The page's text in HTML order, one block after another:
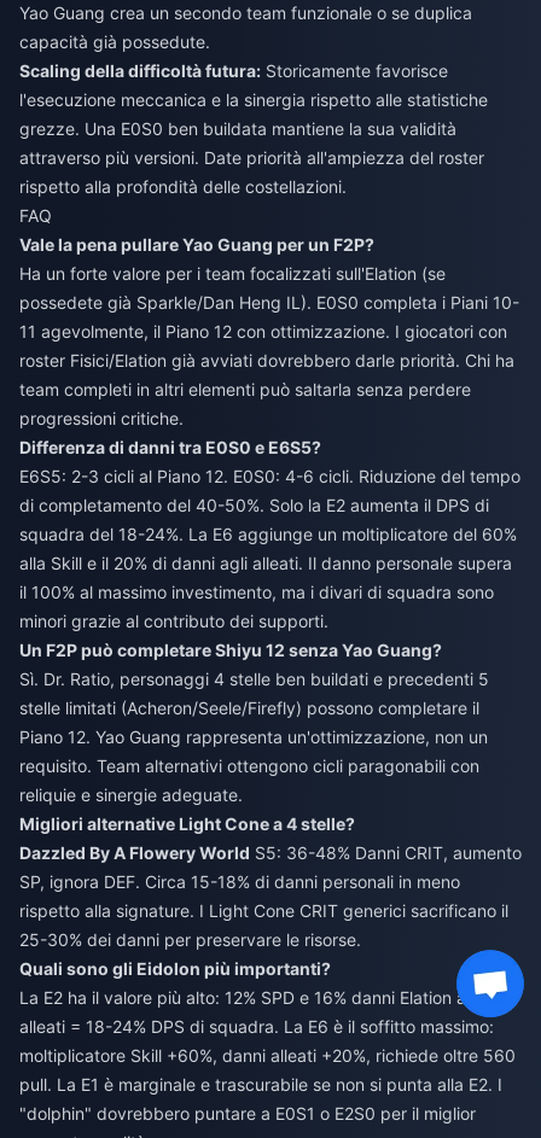
Yao Guang crea un secondo team funzionale o se duplica
capacità già possedute.
Scaling della difficoltà futura: Storicamente favorisce
l'esecuzione meccanica e la sinergia rispetto alle statistiche
grezze. Una E0S0 ben buildata mantiene la sua validità
attraverso più versioni. Date priorità all'ampiezza del roster
rispetto alla profondità delle costellazioni.
FAQ
Vale la pena pullare Yao Guang per un F2P?
Ha un forte valore per i team focalizzati sull'Elation (se
possedete già Sparkle/Dan Heng IL). E0S0 completa i Piani 10-
11 agevolmente, il Piano 12 con ottimizzazione. I giocatori con
roster Fisici/Elation già avviati dovrebbero darle priorità. Chi ha
team completi in altri elementi può saltarla senza perdere
progressioni critiche.
Differenza di danni tra E0S0 e E6S5?
E6S5: 2-3 cicli al Piano 12. E0S0: 4-6 cicli. Riduzione del tempo
di completamento del 40-50%. Solo la E2 aumenta il DPS di
squadra del 18-24%. La E6 aggiunge un moltiplicatore del 60%
alla Skill e il 20% di danni agli alleati. Il danno personale supera
il 100% al massimo investimento, ma i divari di squadra sono
minori grazie al contributo dei supporti.
Un F2P può completare Shiyu 12 senza Yao Guang?
Sì. Dr. Ratio, personaggi 4 stelle ben buildati e precedenti 5
stelle limitati (Acheron/Seele/Firefly) possono completare il
Piano 12. Yao Guang rappresenta un'ottimizzazione, non un
requisito. Team alternativi ottengono cicli paragonabili con
reliquie e sinergie adeguate.
Migliori alternative Light Cone a 4 stelle?
Dazzled By A Flowery World S5: 36-48% Danni CRIT, aumento
SP, ignora DEF. Circa 15-18% di danni personali in meno
rispetto alla signature. I Light Cone CRIT generici sacrificano il
25-30% dei danni per preservare le risorse.
Quali sono gli Eidolon più importanti?
La E2 ha il valore più alto: 12% SPD e 16% danni Elation agli
alleati = 18-24% DPS di squadra. La E6 è il soffitto massimo:
moltiplicatore Skill +60%, danni alleati +20%, richiede oltre 560
pull. La E1 è marginale e trascurabile se non si punta alla E2. I
"dolphin" dovrebbero puntare a E0S1 o E2S0 per il miglior